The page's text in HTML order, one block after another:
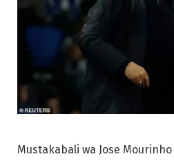
Mustakabali wa Jose